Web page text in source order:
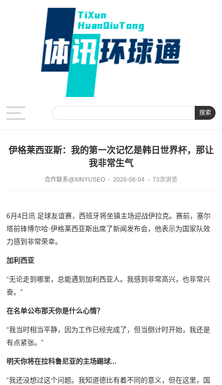
搜索
伊格莱西亚斯：我的第一次记忆是韩日世界杯，那让
我非常生气
合作联系@XINYUSEO 2026-06-04 73次浏览
6月4日讯 足球友谊赛，西班牙将坐镇主场迎战伊拉克。赛前，塞尔
塔前锋博尔哈·伊格莱西亚斯出席了新闻发布会，他表示为国家队效
力感到非常荣幸。
加利西亚
“无论走到哪里，总能遇到加利西亚人。我感到非常高兴，也非常兴
奋。”
在名单公布那天你是什么心情？
“我当时相当平静，因为工作已经完成了，但当倒计时开始，我还是
有点紧张。”
明天你将在拉科鲁尼亚的主场踢球...
“我还没想过这个问题。我知道德比有着不同的意义，但在这里，国